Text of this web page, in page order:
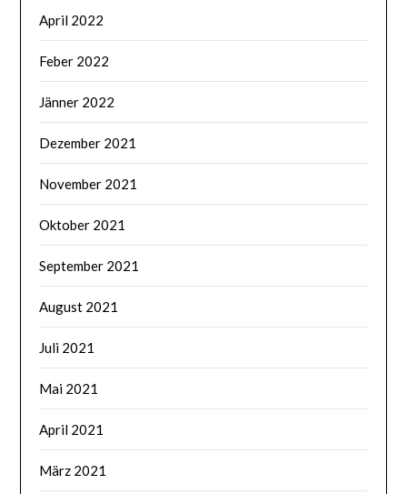
April 2022
Feber 2022
Jänner 2022
Dezember 2021
November 2021
Oktober 2021
September 2021
August 2021
Juli 2021
Mai 2021
April 2021
März 2021